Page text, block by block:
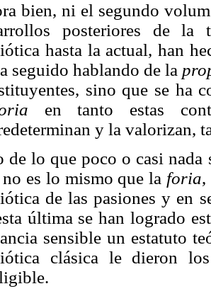
bien, ni el segundo
posteriores de la
hasta la actual, han
seguido hablando de la
sino que se ha
en tanto estas
y la valorizan,
de lo que poco o casi
es lo mismo que la foria,
de las pasiones y en
última se han logrado
sensible un estatuto
clásica le dieron